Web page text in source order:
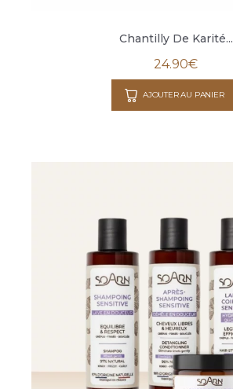
Chantilly De Karité...
24.90€
AJOUTER AU PANIER